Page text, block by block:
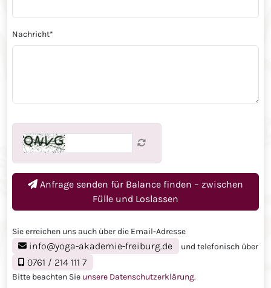
Nachricht*
Anfrage senden für Balance finden – zwischen
Fülle und Loslassen
Sie erreichen uns auch über die Email-Adresse
info@yoga-akademie-freiburg.de und telefonisch über
0761 / 214 111 7
Bitte beachten Sie unsere Datenschutzerklärung.